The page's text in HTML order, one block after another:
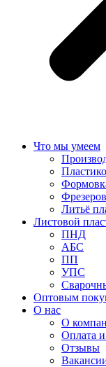
Что мы умеем
Литьё
Листовой
ПНД
АБС
ПП
УПС
Оптовым
О нас
О
Оплата
Отзывы